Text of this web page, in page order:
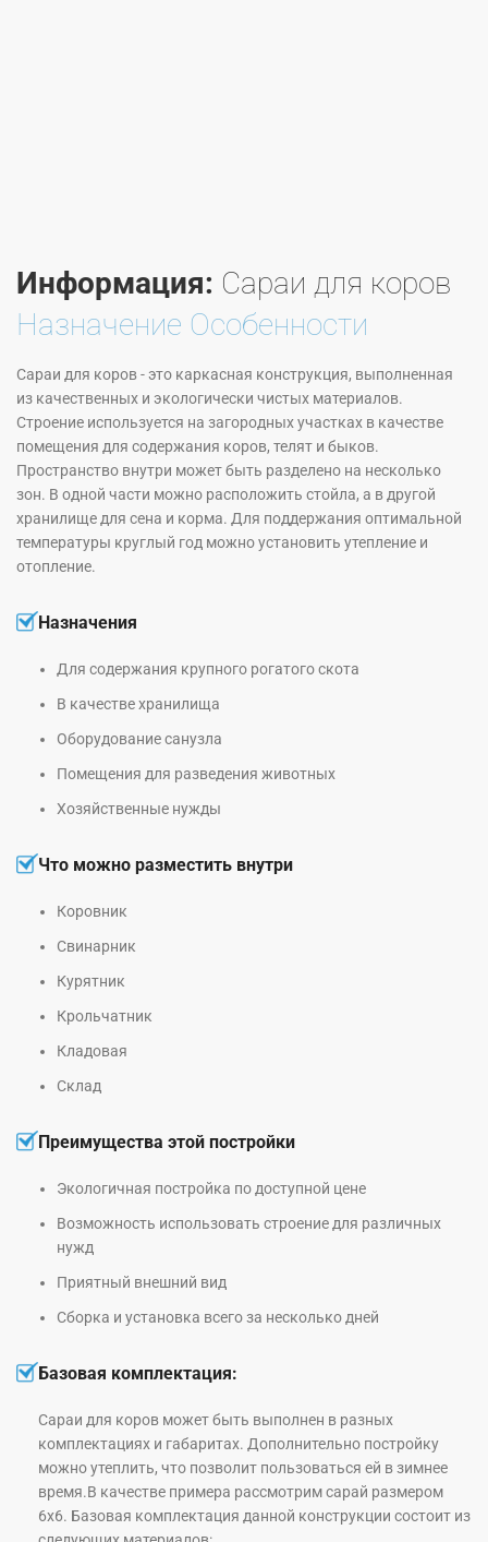
Информация: Сараи для коров
Назначение Особенности
Сараи для коров - это каркасная конструкция, выполненная
из качественных и экологически чистых материалов.
Строение используется на загородных участках в качестве
помещения для содержания коров, телят и быков.
Пространство внутри может быть разделено на несколько
зон. В одной части можно расположить стойла, а в другой
хранилище для сена и корма. Для поддержания оптимальной
температуры круглый год можно установить утепление и
отопление.
Назначения
Для содержания крупного рогатого скота
В качестве хранилища
Оборудование санузла
Помещения для разведения животных
Хозяйственные нужды
Что можно разместить внутри
Коровник
Свинарник
Курятник
Крольчатник
Кладовая
Склад
Преимущества этой постройки
Экологичная постройка по доступной цене
Возможность использовать строение для различных
нужд
Приятный внешний вид
Сборка и установка всего за несколько дней
Базовая комплектация:
Сараи для коров может быть выполнен в разных
комплектациях и габаритах. Дополнительно постройку
можно утеплить, что позволит пользоваться ей в зимнее
время.В качестве примера рассмотрим сарай размером
6х6. Базовая комплектация данной конструкции состоит из